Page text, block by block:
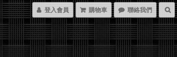
登入會員 購物車 聯絡我們